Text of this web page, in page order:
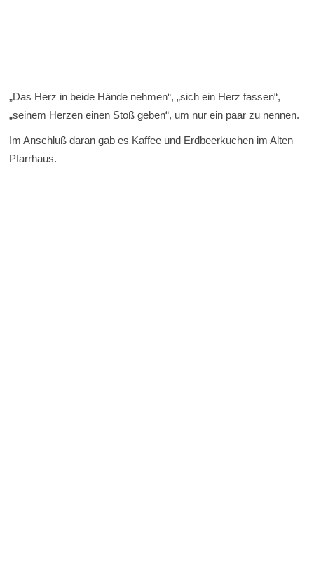
„Das Herz in beide Hände nehmen“, „sich ein Herz fassen“,
„seinem Herzen einen Stoß geben“, um nur ein paar zu nennen.
Im Anschluß daran gab es Kaffee und Erdbeerkuchen im Alten
Pfarrhaus.